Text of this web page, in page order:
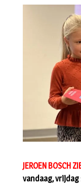
JEROEN BOSCH
vandaag,